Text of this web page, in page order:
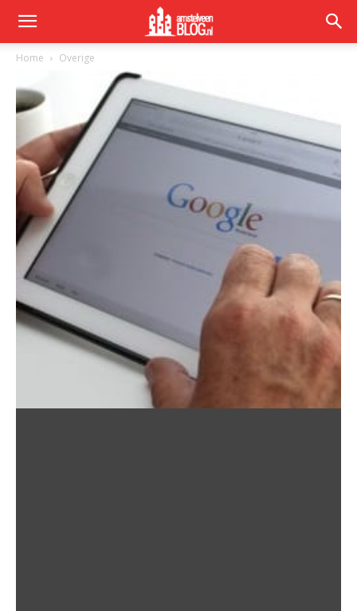
Home Overige